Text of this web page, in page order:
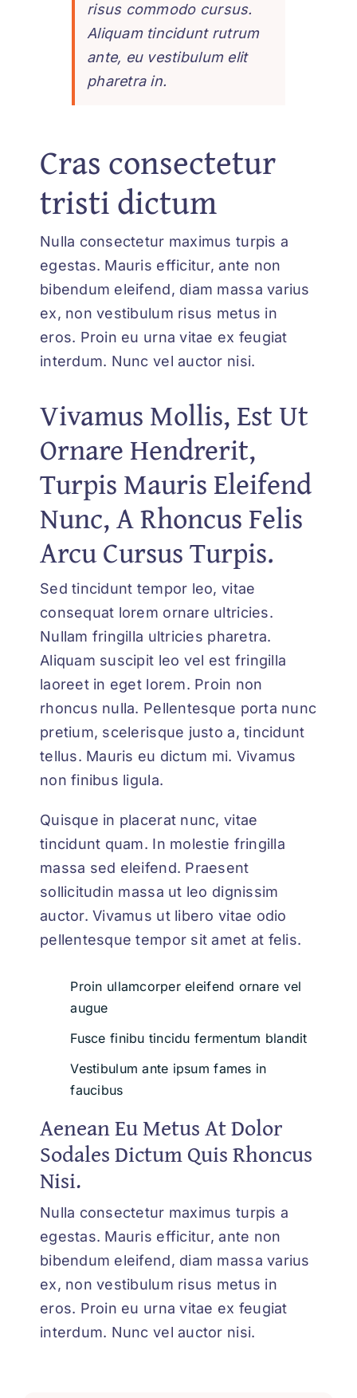
risus commodo cursus.
Aliquam tincidunt rutrum
ante, eu vestibulum elit
pharetra in.
Cras consectetur
tristi dictum
Nulla consectetur maximus turpis a
egestas. Mauris efficitur, ante non
bibendum eleifend, diam massa varius
ex, non vestibulum risus metus in
eros. Proin eu urna vitae ex feugiat
interdum. Nunc vel auctor nisi.
Vivamus Mollis, Est Ut
Ornare Hendrerit,
Turpis Mauris Eleifend
Nunc, A Rhoncus Felis
Arcu Cursus Turpis.
Sed tincidunt tempor leo, vitae
consequat lorem ornare ultricies.
Nullam fringilla ultricies pharetra.
Aliquam suscipit leo vel est fringilla
laoreet in eget lorem. Proin non
rhoncus nulla. Pellentesque porta nunc
pretium, scelerisque justo a, tincidunt
tellus. Mauris eu dictum mi. Vivamus
non finibus ligula.
Quisque in placerat nunc, vitae
tincidunt quam. In molestie fringilla
massa sed eleifend. Praesent
sollicitudin massa ut leo dignissim
auctor. Vivamus ut libero vitae odio
pellentesque tempor sit amet at felis.
Proin ullamcorper eleifend ornare vel
augue
Fusce finibu tincidu fermentum blandit
Vestibulum ante ipsum fames in
faucibus
Aenean Eu Metus At Dolor
Sodales Dictum Quis Rhoncus
Nisi.
Nulla consectetur maximus turpis a
egestas. Mauris efficitur, ante non
bibendum eleifend, diam massa varius
ex, non vestibulum risus metus in
eros. Proin eu urna vitae ex feugiat
interdum. Nunc vel auctor nisi.